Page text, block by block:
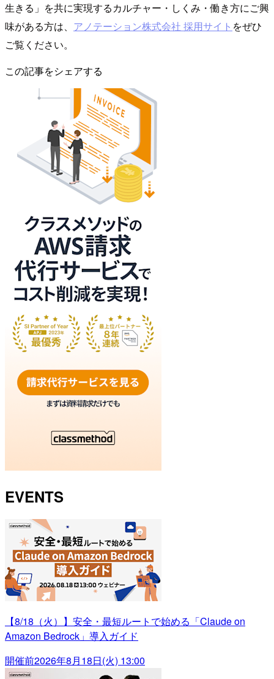
生きる」を共に実現するカルチャー・しくみ・働き方にご興
味がある方は、 アノテーション株式会社 採用サイト をぜひ
ご覧ください。
この記事をシェアする
EVENTS
【8/18（火）】安全・最短ルートで始める「Claude on
Amazon Bedrock」導入ガイド
開催前2026年8月18日(火) 13:00